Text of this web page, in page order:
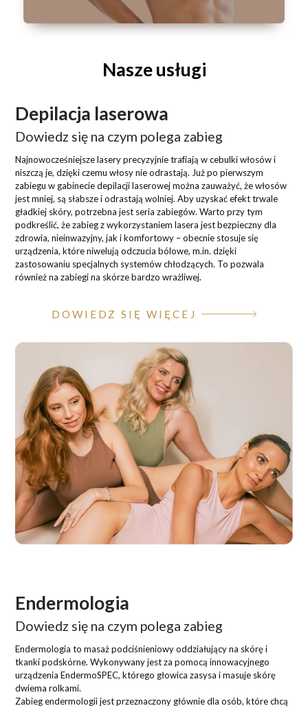
Nasze usługi
Depilacja laserowa
Dowiedz się na czym polega zabieg
Najnowocześniejsze lasery precyzyjnie trafiają w cebulki włosów i
niszczą je, dzięki czemu włosy nie odrastają. Już po pierwszym
zabiegu w gabinecie depilacji laserowej można zauważyć, że włosów
jest mniej, są słabsze i odrastają wolniej. Aby uzyskać efekt trwale
gładkiej skóry, potrzebna jest seria zabiegów. Warto przy tym
podkreślić, że zabieg z wykorzystaniem lasera jest bezpieczny dla
zdrowia, nieinwazyjny, jak i komfortowy – obecnie stosuje się
urządzenia, które niwelują odczucia bólowe, m.in. dzięki
zastosowaniu specjalnych systemów chłodzących. To pozwala
również na zabiegi na skórze bardzo wrażliwej.
DOWIEDZ SIĘ WIĘCEJ
Endermologia
Dowiedz się na czym polega zabieg
Endermologia to masaż podciśnieniowy oddziałujący na skórę i
tkanki podskórne. Wykonywany jest za pomocą innowacyjnego
urządzenia EndermoSPEC, którego głowica zasysa i masuje skórę
dwiema rolkami.
Zabieg endermologii jest przeznaczony głównie dla osób, które chcą